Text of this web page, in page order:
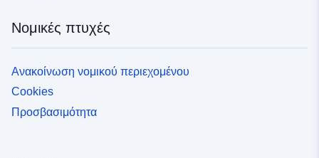
Νομικές πτυχές
Ανακοίνωση νομικού περιεχομένου
Cookies
Προσβασιμότητα